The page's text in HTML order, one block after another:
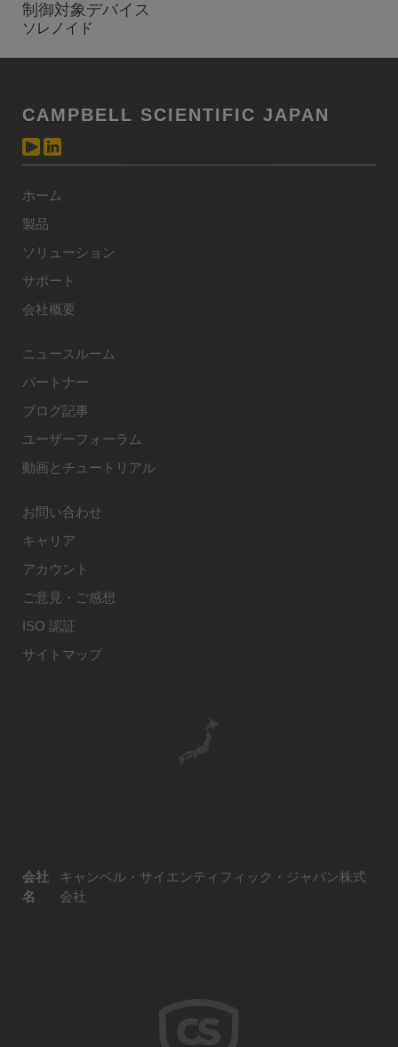
制御対象デバイス
ソレノイド
CAMPBELL SCIENTIFIC JAPAN
ホーム
製品
ソリューション
サポート
会社概要
ニュースルーム
パートナー
ブログ記事
ユーザーフォーラム
動画とチュートリアル
お問い合わせ
キャリア
アカウント
ご意見・ご感想
ISO 認証
サイトマップ
会社
名
キャンベル・サイエンティフィック・ジャパン株式
会社